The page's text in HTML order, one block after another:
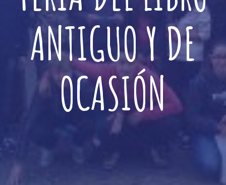
ANTIGUO Y DE
OCASIÓN